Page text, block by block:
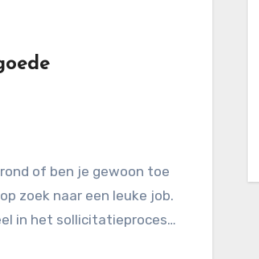
of ben je gewoon toe
zoek naar een leuke job.
in het sollicitatieproces…